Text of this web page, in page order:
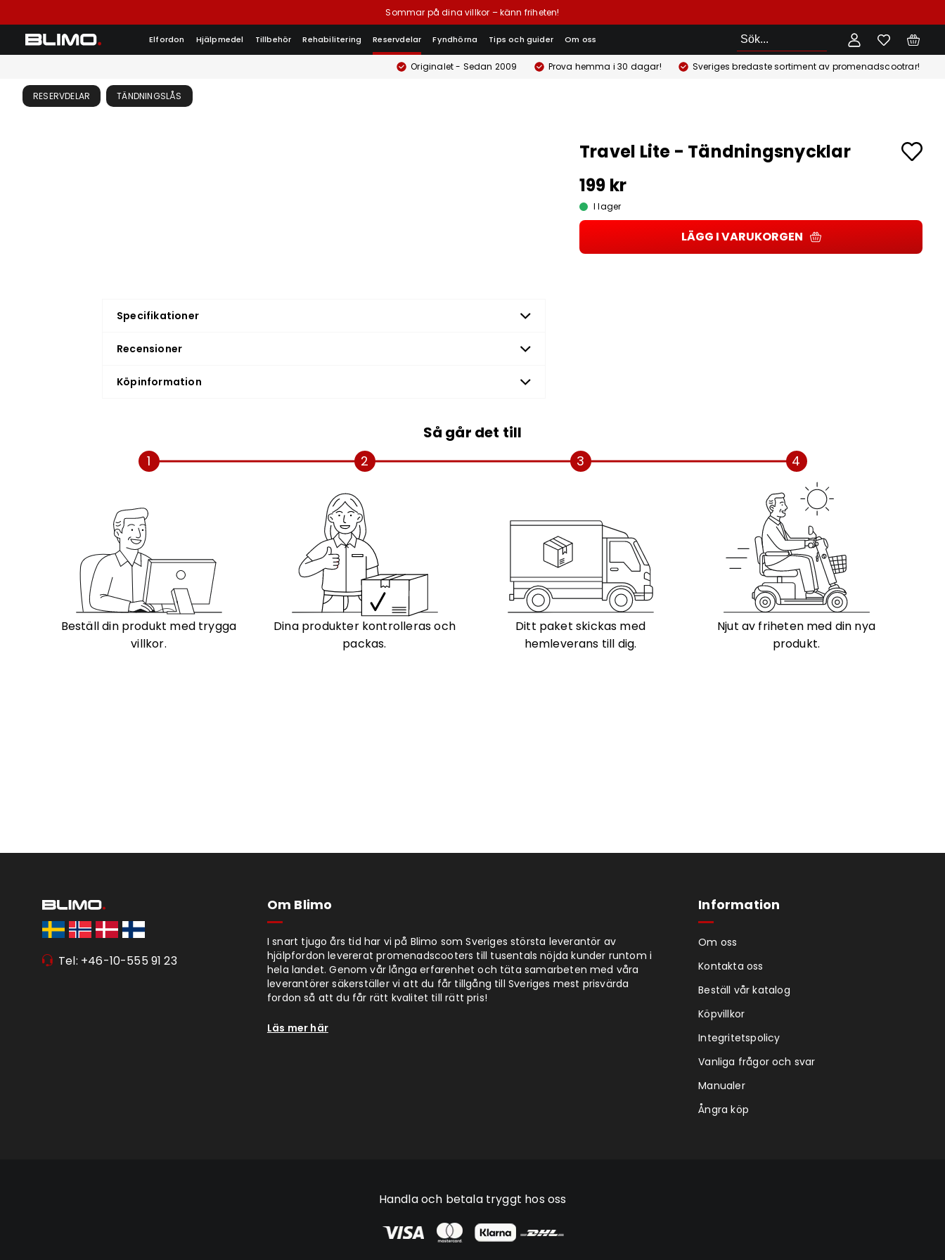
Sommar på dina villkor – känn friheten!
Elfordon Hjälpmedel Tillbehör Rehabilitering Reservdelar Fyndhörna Tips och guider Om oss Sök
Originalet - Sedan 2009 Prova hemma i 30 dagar! Sveriges bredaste sortiment av promenadscootrar!
RESERVDELAR TÄNDNINGSLÅS
Travel Lite - Tändningsnycklar
199 kr
I lager
LÄGG I VARUKORGEN
Specifikationer
Recensioner
Köpinformation
Så går det till
1
Beställ din produkt med trygga
villkor.
2
Dina produkter kontrolleras och
packas.
3
Ditt paket skickas med
hemleverans till dig.
4
Njut av friheten med din nya
produkt.
Tel: +46-10-555 91 23
Om Blimo
I snart tjugo års tid har vi på Blimo som Sveriges största leverantör av
hjälpfordon levererat promenadscooters till tusentals nöjda kunder runtom i
hela landet. Genom vår långa erfarenhet och täta samarbeten med våra
leverantörer säkerställer vi att du får tillgång till Sveriges mest prisvärda
fordon så att du får rätt kvalitet till rätt pris!
Läs mer här
Information
Om oss
Kontakta oss
Beställ vår katalog
Köpvillkor
Integritetspolicy
Vanliga frågor och svar
Manualer
Ångra köp
Handla och betala tryggt hos oss